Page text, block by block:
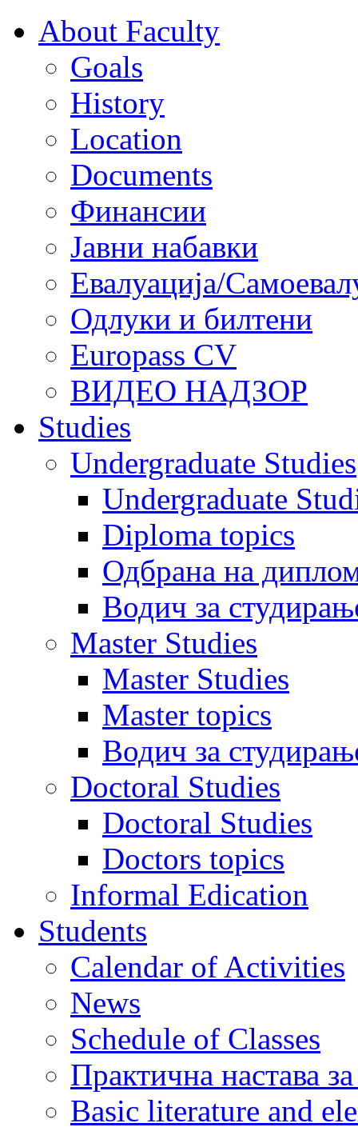
About Faculty
Goals
History
Location
Documents
Финансии
Јавни набавки
Евалуација/
Одлуки и билтени
Europass CV
ВИДЕО НАДЗОР
Studies
Undergraduate Studies
Undergraduate
Diploma topics
Одбрана на
Водич за
Master Studies
Master Studies
Master topics
Водич за
Doctoral Studies
Doctoral Studies
Doctors topics
Informal Edication
Students
Calendar of Activities
News
Schedule of Classes
Практична настава
Basic literature and